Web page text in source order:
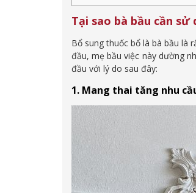
Tại sao bà bầu cần
Bổ sung thuốc bổ là bà bầu là
đầu, mẹ bầu việc này dường
đầu với lý do sau đây:
1. Mang thai tăng nhu